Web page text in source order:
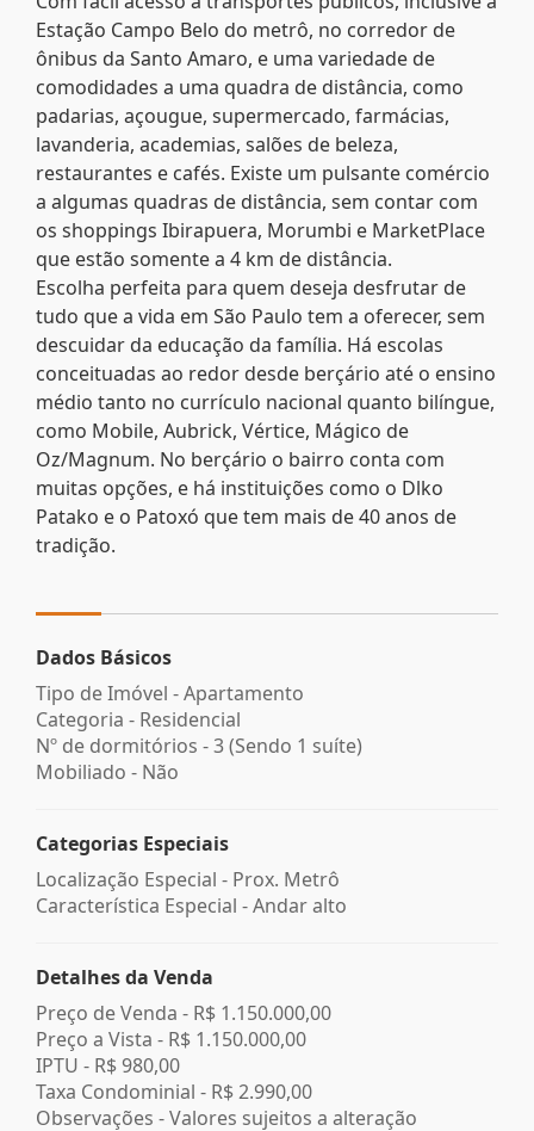
Estação Campo Belo do metrô, no corredor de
ônibus da Santo Amaro, e uma variedade de
comodidades a uma quadra de distância, como
padarias, açougue, supermercado, farmácias,
lavanderia, academias, salões de beleza,
restaurantes e cafés. Existe um pulsante comércio
a algumas quadras de distância, sem contar com
os shoppings Ibirapuera, Morumbi e MarketPlace
que estão somente a 4 km de distância.
Escolha perfeita para quem deseja desfrutar de
tudo que a vida em São Paulo tem a oferecer, sem
descuidar da educação da família. Há escolas
conceituadas ao redor desde berçário até o ensino
médio tanto no currículo nacional quanto bilíngue,
como Mobile, Aubrick, Vértice, Mágico de
Oz/Magnum. No berçário o bairro conta com
muitas opções, e há instituições como o Dlko
Patako e o Patoxó que tem mais de 40 anos de
tradição.
Dados Básicos
Tipo de Imóvel - Apartamento
Categoria - Residencial
Nº de dormitórios - 3 (Sendo 1 suíte)
Mobiliado - Não
Categorias Especiais
Localização Especial - Prox. Metrô
Característica Especial - Andar alto
Detalhes da Venda
Preço de Venda - R$ 1.150.000,00
Preço a Vista - R$ 1.150.000,00
IPTU - R$ 980,00
Taxa Condominial - R$ 2.990,00
Observações - Valores sujeitos a alteração